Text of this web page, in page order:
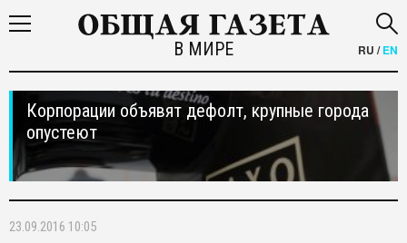
В МИРЕ RU /EN
Корпорации объявят дефолт, крупные города
опустеют
23.09.2016 10:05